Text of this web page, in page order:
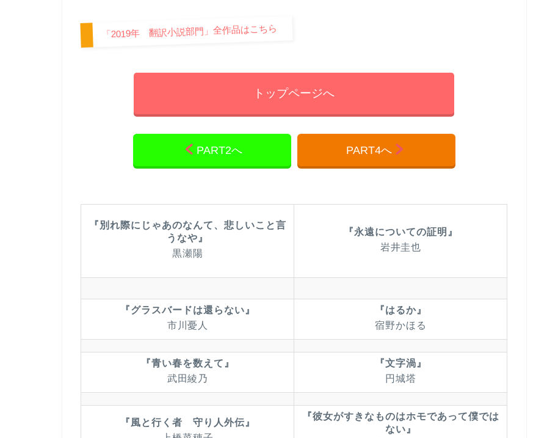
「2019年 翻訳小説部門」全作品はこちら
トップページへ
PART2へ PART4へ
『別れ際にじゃあのなんて、悲しいこと言
うなや』
黒瀬陽
『永遠についての証明』
岩井圭也
『グラスバードは還らない』
市川憂人
『はるか』
宿野かほる
『青い春を数えて』
武田綾乃
『文字渦』
円城塔
『風と行く者 守り人外伝』
『彼女がすきなものはホモであって僕では
ない』